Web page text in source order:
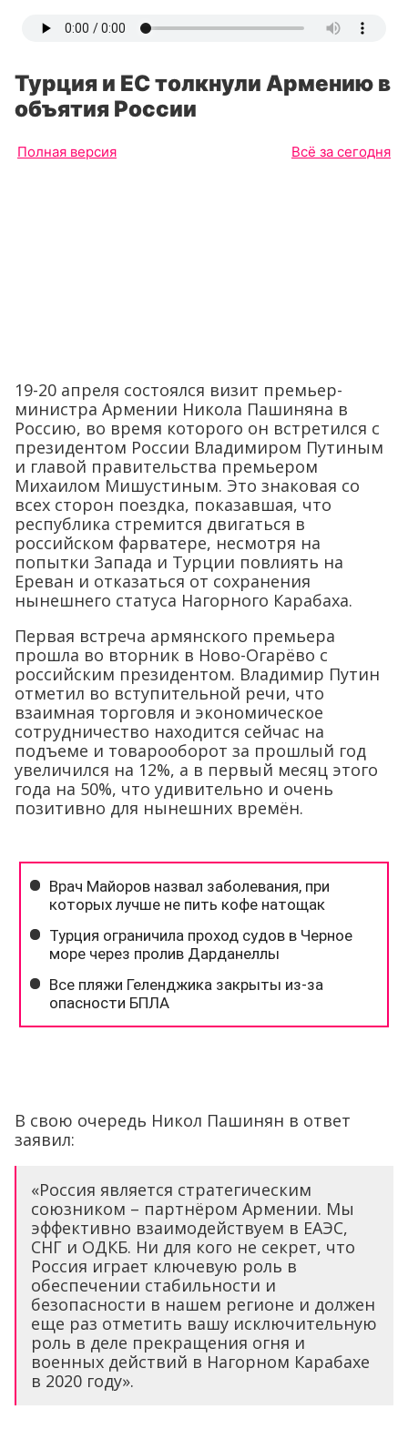
Турция и ЕС толкнули Армению в
объятия России
Полная версия Всё за сегодня
19-20 апреля состоялся визит премьер-
министра Армении Никола Пашиняна в
Россию, во время которого он встретился с
президентом России Владимиром Путиным
и главой правительства премьером
Михаилом Мишустиным. Это знаковая со
всех сторон поездка, показавшая, что
республика стремится двигаться в
российском фарватере, несмотря на
попытки Запада и Турции повлиять на
Ереван и отказаться от сохранения
нынешнего статуса Нагорного Карабаха.
Первая встреча армянского премьера
прошла во вторник в Ново-Огарёво с
российским президентом. Владимир Путин
отметил во вступительной речи, что
взаимная торговля и экономическое
сотрудничество находится сейчас на
подъеме и товарооборот за прошлый год
увеличился на 12%, а в первый месяц этого
года на 50%, что удивительно и очень
позитивно для нынешних времён.
В свою очередь Никол Пашинян в ответ
заявил:
«Россия является стратегическим
союзником – партнёром Армении. Мы
эффективно взаимодействуем в ЕАЭС,
СНГ и ОДКБ. Ни для кого не секрет, что
Россия играет ключевую роль в
обеспечении стабильности и
безопасности в нашем регионе и должен
еще раз отметить вашу исключительную
роль в деле прекращения огня и
военных действий в Нагорном Карабахе
в 2020 году».